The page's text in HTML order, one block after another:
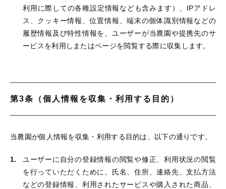
利用に際しての各種設定情報なども含みます）、IPアドレ
ス、クッキー情報、位置情報、端末の個体識別情報などの
履歴情報及び特性情報を、ユーザーが当農園や提携先のサ
ービスを利用しまたはページを閲覧する際に収集します。
第3条（個人情報を収集・利用する目的）
当農園が個人情報を収集・利用する目的は、以下の通りです。
ユーザーに自分の登録情報の閲覧や修正、利用状況の閲覧
を行っていただくために、氏名、住所、連絡先、支払方法
などの登録情報、利用されたサービスや購入された商品、